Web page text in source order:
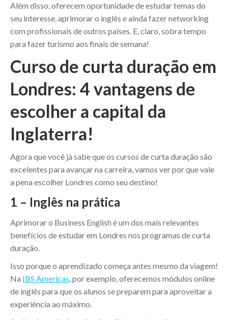
Além disso, oferecem oportunidade de estudar temas do
seu interesse, aprimorar o inglês e ainda fazer networking
com profissionais de outros países. E, claro, sobra tempo
para fazer turismo aos finais de semana!
Curso de curta duração em
Londres: 4 vantagens de
escolher a capital da
Inglaterra!
Agora que você já sabe que os cursos de curta duração são
excelentes para avançar na carreira, vamos ver por que vale
a pena escolher Londres como seu destino!
1 – Inglês na prática
Aprimorar o Business English é um dos mais relevantes
benefícios de estudar em Londres nos programas de curta
duração.
Isso porque o aprendizado começa antes mesmo da viagem!
Na IBS Americas, por exemplo, oferecemos módulos online
de inglês para que os alunos se preparem para aproveitar a
experiência ao máximo.